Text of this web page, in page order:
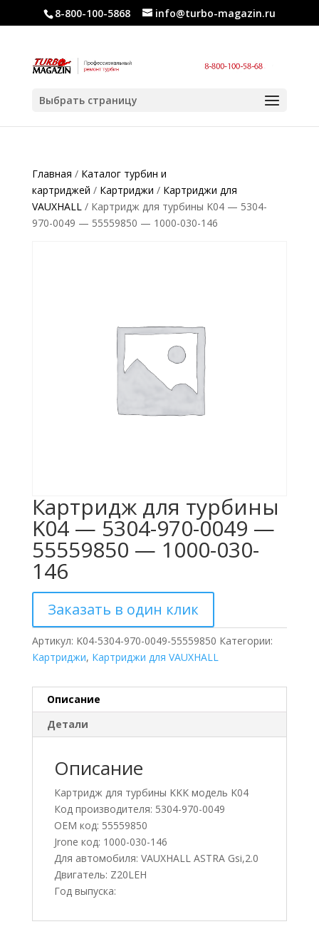
8-800-100-5868 info@turbo-magazin.ru
Выбрать страницу
Главная / Каталог турбин и
картриджей / Картриджи / Картриджи для
VAUXHALL/ Картридж для турбины K04 — 5304-
970-0049 — 55559850 — 1000-030-146
Картридж для турбины
K04 — 5304-970-0049 —
55559850 — 1000-030-
146
Заказать в один клик
Артикул: K04-5304-970-0049-55559850 Категории:
Картриджи, Картриджи для VAUXHALL
Описание
Детали
Описание
Картридж для турбины KKK модель K04
Код производителя: 5304-970-0049
OEM код: 55559850
Jrone код: 1000-030-146
Для автомобиля: VAUXHALL ASTRA Gsi,2.0
Двигатель: Z20LEH
Год выпуска: